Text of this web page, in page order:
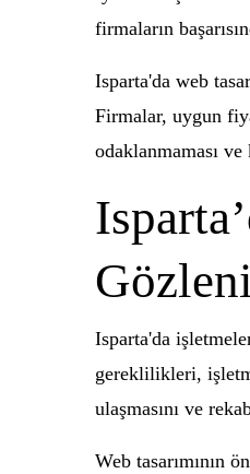
firmaların
Isparta'da web
Firmalar, uygun
odaklanmaması
Isparta'da
gereklilikleri,
ulaşmasını ve
Web tasarımının